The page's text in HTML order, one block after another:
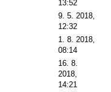
13:52
9. 5. 2018,
12:32
1. 8. 2018,
08:14
16. 8.
2018,
14:21